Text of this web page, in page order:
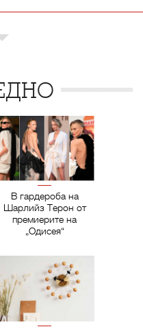
В гардероба на
Шарлийз Терон от
премиерите на
„Одисея“